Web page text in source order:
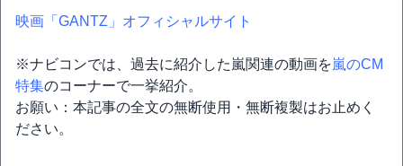
映画「GANTZ」オフィシャルサイト
※ナビコンでは、過去に紹介した嵐関連の動画を嵐のCM
特集のコーナーで一挙紹介。
お願い：本記事の全文の無断使用・無断複製はお止めく
ださい。